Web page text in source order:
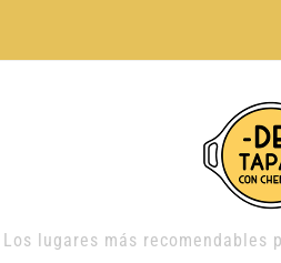
Los lugares más